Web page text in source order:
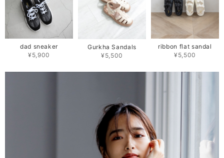
dad sneaker
¥5,900
Gurkha Sandals
¥5,500
ribbon flat sandal
¥5,500